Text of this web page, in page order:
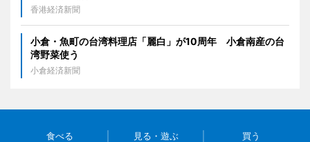
香港経済新聞
小倉・魚町の台湾料理店「麗白」が10周年 小倉南産の台
湾野菜使う
小倉経済新聞
食べる 見る・遊ぶ 買う